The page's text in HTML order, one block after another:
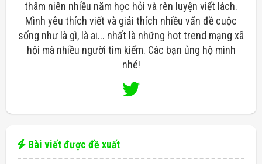
thâm niên nhiều năm học hỏi và rèn luyện viết lách.
Mình yêu thích viết và giải thích nhiều vấn đề cuộc
sống như là gì, là ai... nhất là những hot trend mạng xã
hội mà nhiều người tìm kiếm. Các bạn ủng hộ mình
nhé!
Bài viết được đề xuất